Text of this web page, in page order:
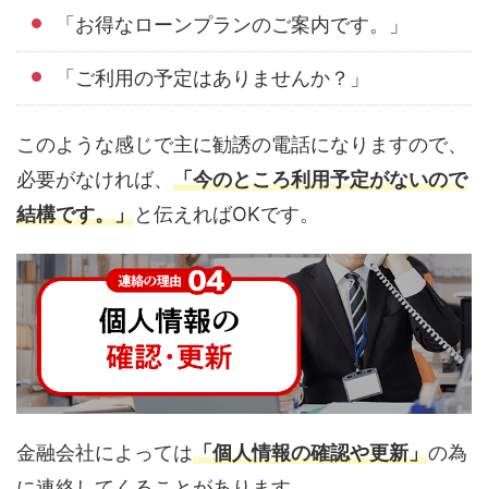
「お得なローンプランのご案内です。」
「ご利用の予定はありませんか？」
このような感じで主に勧誘の電話になりますので、
必要がなければ、 「今のところ利用予定がないので
結構です。」と伝えればOKです。
金融会社によっては「個人情報の確認や更新」の為